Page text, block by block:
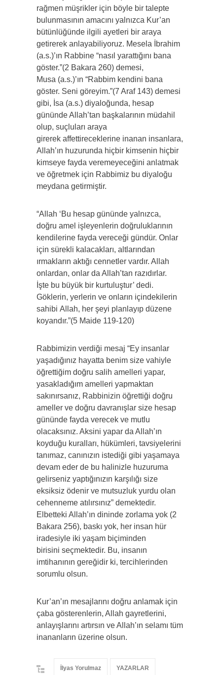
rağmen müşrikler için böyle bir talepte
bulunmasının amacını yalnızca Kur’an
bütünlüğünde ilgili ayetleri bir araya
getirerek anlayabiliyoruz. Mesela İbrahim
(a.s.)’ın Rabbine “nasıl yarattığını bana
göster.”(2 Bakara 260) demesi,
Musa (a.s.)’ın “Rabbim kendini bana
göster. Seni göreyim.”(7 Araf 143) demesi
gibi, İsa (a.s.) diyaloğunda, hesap
gününde Allah’tan başkalarının müdahil
olup, suçluları araya
girerek affettireceklerine inanan insanlara,
Allah’ın huzurunda hiçbir kimsenin hiçbir
kimseye fayda veremeyeceğini anlatmak
ve öğretmek için Rabbimiz bu diyaloğu
meydana getirmiştir.
“Allah ‘Bu hesap gününde yalnızca,
doğru amel işleyenlerin doğruluklarının
kendilerine fayda vereceği gündür. Onlar
için sürekli kalacakları, altlarından
ırmakların aktığı cennetler vardır. Allah
onlardan, onlar da Allah’tan razıdırlar.
İşte bu büyük bir kurtuluştur’ dedi.
Göklerin, yerlerin ve onların içindekilerin
sahibi Allah, her şeyi planlayıp düzene
koyandır.”(5 Maide 119-120)
Rabbimizin verdiği mesaj “Ey insanlar
yaşadığınız hayatta benim size vahiyle
öğrettiğim doğru salih amelleri yapar,
yasakladığım amelleri yapmaktan
sakınırsanız, Rabbinizin öğrettiği doğru
ameller ve doğru davranışlar size hesap
gününde fayda verecek ve mutlu
olacaksınız. Aksini yapar da Allah’ın
koyduğu kuralları, hükümleri, tavsiyelerini
tanımaz, canınızın istediği gibi yaşamaya
devam eder de bu halinizle huzuruma
gelirseniz yaptığınızın karşılığı size
eksiksiz ödenir ve mutsuzluk yurdu olan
cehenneme atılırsınız” demektedir.
Elbetteki Allah’ın dininde zorlama yok (2
Bakara 256), baskı yok, her insan hür
iradesiyle iki yaşam biçiminden
birisini seçmektedir. Bu, insanın
imtihanının gereğidir ki, tercihlerinden
sorumlu olsun.
Kur’an’ın mesajlarını doğru anlamak için
çaba gösterenlerin, Allah gayretlerini,
anlayışlarını artırsın ve Allah’ın selamı tüm
inananların üzerine olsun.
İlyas Yorulmaz YAZARLAR